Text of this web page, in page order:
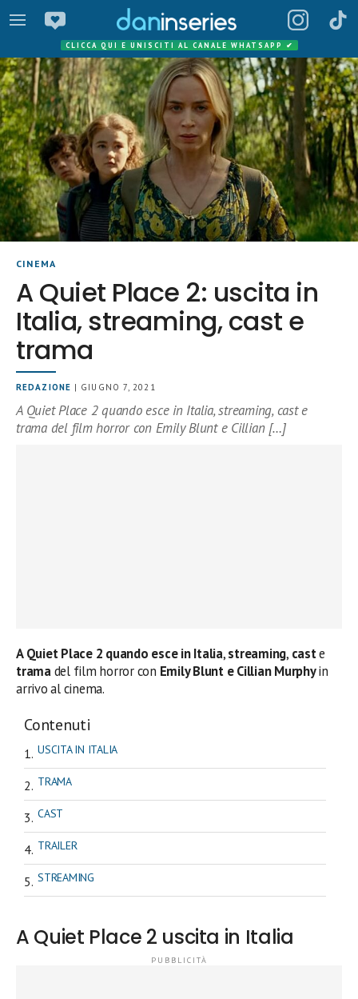
CLICCA QUI E UNISCITI AL CANALE WHATSAPP ✔
CINEMA
A Quiet Place 2: uscita in
Italia, streaming, cast e
trama
REDAZIONE | GIUGNO 7, 2021
A Quiet Place 2 quando esce in Italia, streaming, cast e
trama del film horror con Emily Blunt e Cillian […]
A Quiet Place 2 quando esce in Italia,streaming, caste
tramadel film horror con Emily Blunt e Cillian Murphyin
arrivo al cinema.
Contenuti
USCITA IN ITALIA
TRAMA
CAST
TRAILER
STREAMING
A Quiet Place 2 uscita in Italia